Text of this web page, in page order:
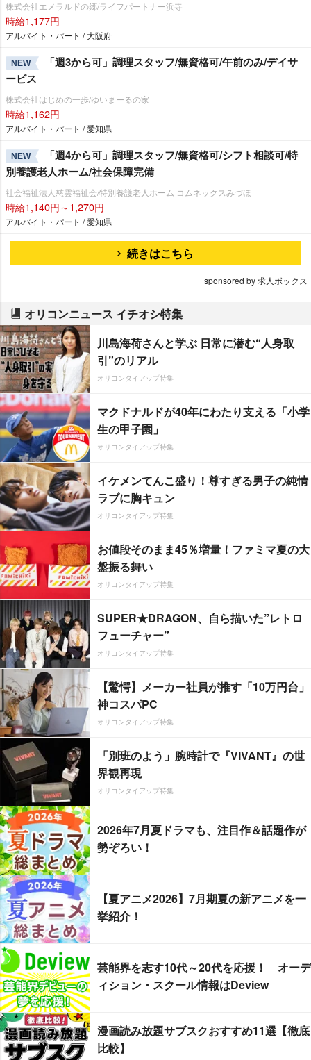
株式会社エメラルドの郷/ライフパートナー浜寺
時給1,177円
アルバイト・パート / 大阪府
NEW
「週3から可」調理スタッフ/無資格可/午前のみ/デイサ
ービス
株式会社はじめの一歩/ゆいまーるの家
時給1,162円
アルバイト・パート / 愛知県
NEW
「週4から可」調理スタッフ/無資格可/シフト相談可/特
別養護老人ホーム/社会保障完備
社会福祉法人慈雲福祉会/特別養護老人ホーム コムネックスみづほ
時給1,140円～1,270円
アルバイト・パート / 愛知県
続きはこちら
sponsored by 求人ボックス
オリコンニュース イチオシ特集
川島海荷さんと学ぶ 日常に潜む“人身取
引”のリアル
オリコンタイアップ特集
マクドナルドが40年にわたり支える「小学
生の甲子園」
オリコンタイアップ特集
イケメンてんこ盛り！尊すぎる男子の純情
ラブに胸キュン
オリコンタイアップ特集
お値段そのまま45％増量！ファミマ夏の大
盤振る舞い
オリコンタイアップ特集
SUPER★DRAGON、自ら描いた”レトロ
フューチャー”
オリコンタイアップ特集
【驚愕】メーカー社員が推す「10万円台」
神コスパPC
オリコンタイアップ特集
「別班のよう」腕時計で『VIVANT』の世
界観再現
オリコンタイアップ特集
2026年7月夏ドラマも、注目作＆話題作が
勢ぞろい！
【夏アニメ2026】7月期夏の新アニメを一
挙紹介！
芸能界を志す10代～20代を応援！ オーデ
ィション・スクール情報はDeview
漫画読み放題サブスクおすすめ11選【徹底
比較】